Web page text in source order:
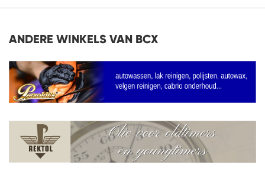
ANDERE WINKELS VAN BCX